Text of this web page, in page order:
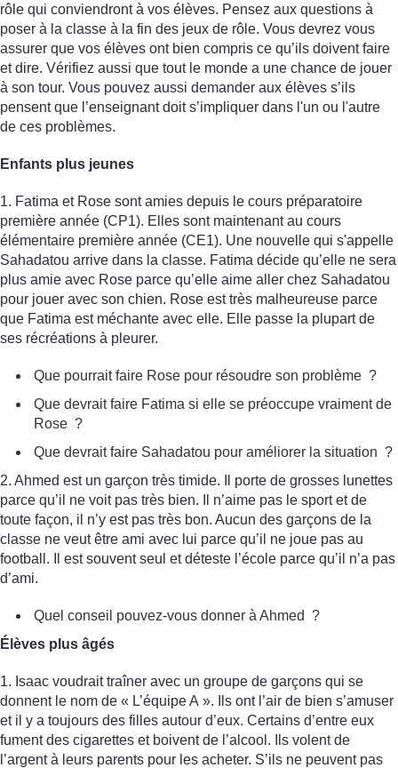
rôle qui conviendront à vos élèves. Pensez aux questions à
poser à la classe à la fin des jeux de rôle. Vous devrez vous
assurer que vos élèves ont bien compris ce qu’ils doivent faire
et dire. Vérifiez aussi que tout le monde a une chance de jouer
à son tour. Vous pouvez aussi demander aux élèves s’ils
pensent que l’enseignant doit s’impliquer dans l'un ou l'autre
de ces problèmes.
Enfants plus jeunes
1. Fatima et Rose sont amies depuis le cours préparatoire
première année (CP1). Elles sont maintenant au cours
élémentaire première année (CE1). Une nouvelle qui s'appelle
Sahadatou arrive dans la classe. Fatima décide qu’elle ne sera
plus amie avec Rose parce qu’elle aime aller chez Sahadatou
pour jouer avec son chien. Rose est très malheureuse parce
que Fatima est méchante avec elle. Elle passe la plupart de
ses récréations à pleurer.
Que pourrait faire Rose pour résoudre son problème ?
Que devrait faire Fatima si elle se préoccupe vraiment de
Rose ?
Que devrait faire Sahadatou pour améliorer la situation ?
2. Ahmed est un garçon très timide. Il porte de grosses lunettes
parce qu’il ne voit pas très bien. Il n’aime pas le sport et de
toute façon, il n’y est pas très bon. Aucun des garçons de la
classe ne veut être ami avec lui parce qu’il ne joue pas au
football. Il est souvent seul et déteste l’école parce qu’il n’a pas
d’ami.
Quel conseil pouvez-vous donner à Ahmed ?
Élèves plus âgés
1. Isaac voudrait traîner avec un groupe de garçons qui se
donnent le nom de « L’équipe A ». Ils ont l’air de bien s’amuser
et il y a toujours des filles autour d’eux. Certains d’entre eux
fument des cigarettes et boivent de l’alcool. Ils volent de
l’argent à leurs parents pour les acheter. S’ils ne peuvent pas